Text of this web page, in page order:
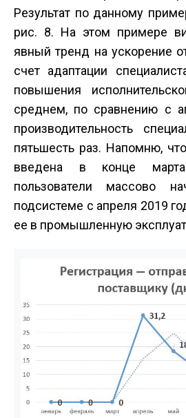
Результат по данному
рис. 8. На этом примере
явный тренд на ускорение
счет адаптации
повышения
среднем, по сравнению с
производительность
пять­шесть раз. Напомню,
введена в конце
пользователи массово
подсистеме с апреля 2019
ее в промышленную